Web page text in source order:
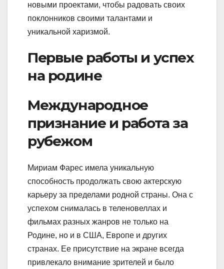
новыми проектами, чтобы радовать своих
поклонников своими талантами и
уникальной харизмой.
Первые работы и успех
на родине
Международное
признание и работа за
рубежом
Мириам Фарес имела уникальную
способность продолжать свою актерскую
карьеру за пределами родной страны. Она с
успехом снималась в теленовеллах и
фильмах разных жанров не только на
Родине, но и в США, Европе и других
странах. Ее присутствие на экране всегда
привлекало внимание зрителей и было